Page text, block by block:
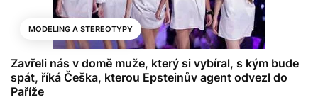
MODELING A STEREOTYPY
Zavřeli nás v domě muže, který si vybíral, s kým bude
spát, říká Češka, kterou Epsteinův agent odvezl do
Paříže